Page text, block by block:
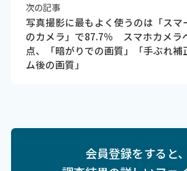
次の記事
写真撮影に最もよく使うのは「スマ
のカメラ」で87.7％ スマホカメラ
点、「暗がりでの画質」「手ぶれ補
ム後の画質」
会員登録をすると、